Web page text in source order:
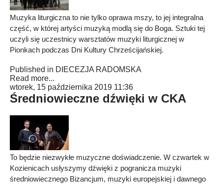
Muzyka liturgiczna to nie tylko oprawa mszy, to jej integralna
część, w której artyści muzyką modlą się do Boga. Sztuki tej
uczyli się uczestnicy warsztatów muzyki liturgicznej w
Pionkach podczas Dni Kultury Chrześcijańskiej.
Published in DIECEZJA RADOMSKA
Read more...
wtorek, 15 października 2019 11:36
Średniowieczne dźwięki w CKA
To będzie niezwykłe muzyczne doświadczenie. W czwartek w
Kozienicach usłyszymy dźwięki z pogranicza muzyki
średniowiecznego Bizancjum, muzyki europejskiej i dawnego